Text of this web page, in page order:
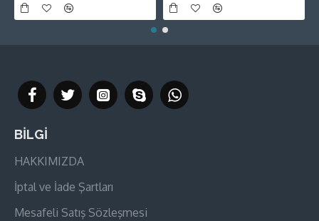
BİLGİ
HAKKIMIZDA
İptal ve İade Şartları
Mesafeli Satış Sözleşmesi